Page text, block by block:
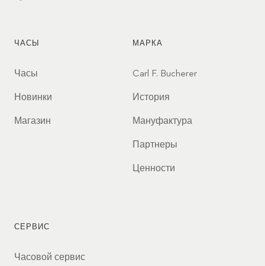
ЧАСЫ
Часы
Новинки
Магазин
МАРКА
Carl F. Bucherer
История
Мануфактура
Партнеры
Ценности
СЕРВИС
Часовой сервис